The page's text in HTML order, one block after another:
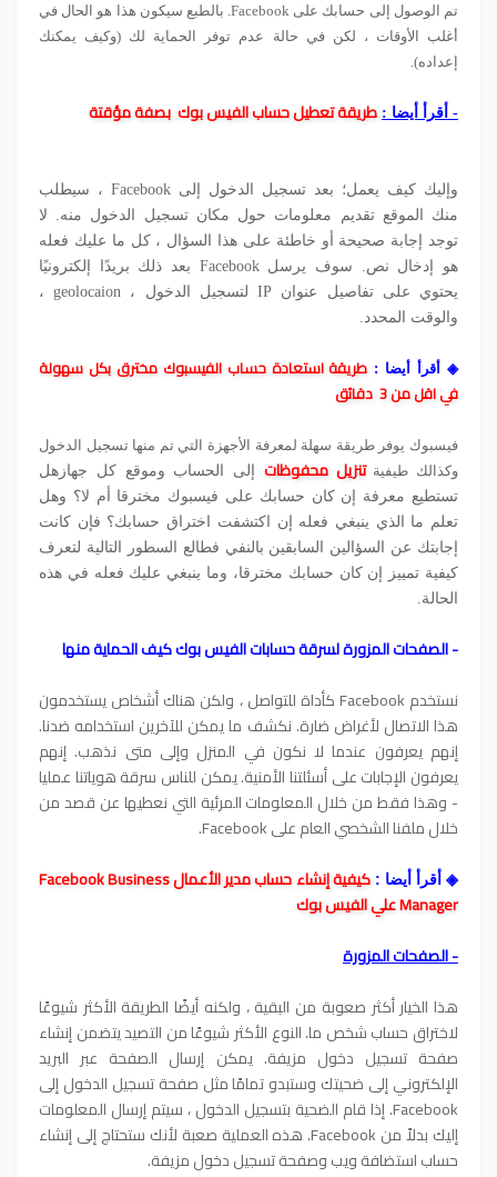
تم الوصول إلى حسابك على Facebook. بالطبع سيكون هذا هو الحال في
أغلب الأوقات ، لكن في حالة عدم توفر الحماية لك (وكيف يمكنك
إعداده).
- أقرأ أيضا : طريقة تعطيل حساب الفيس بوك بصفة مؤقتة
وإليك كيف يعمل؛ بعد تسجيل الدخول إلى Facebook ، سيطلب
منك الموقع تقديم معلومات حول مكان تسجيل الدخول منه. لا
توجد إجابة صحيحة أو خاطئة على هذا السؤال ، كل ما عليك فعله
هو إدخال نص. سوف يرسل Facebook بعد ذلك بريدًا إلكترونيًا
يحتوي على تفاصيل عنوان IP لتسجيل الدخول ، geolocaion ،
والوقت المحدد.
◈أقرأ أيضا : طريقة استعادة حساب الفيسبوك مخترق بكل سهولة
في اقل من 3 دقائق
فيسبوك يوفر طريقة سهلة لمعرفة الأجهزة التي تم منها تسجيل الدخول
وكذالك طيفيةتنزيل محفوظات إلى الحساب وموقع كل جهاز هل
تستطيع معرفة إن كان حسابك على فيسبوك مخترقا أم لا؟ وهل
تعلم ما الذي ينبغي فعله إن اكتشفت اختراق حسابك؟ فإن كانت
إجابتك عن السؤالين السابقين بالنفي فطالع السطور التالية لتعرف
كيفية تمييز إن كان حسابك مخترقا، وما ينبغي عليك فعله في هذه
الحالة.
- الصفحات المزورة لسرقة حسابات الفيس بوك كيف الحماية منها
نستخدم Facebook كأداة للتواصل ، ولكن هناك أشخاص يستخدمون
هذا الاتصال لأغراض ضارة. نكشف ما يمكن للآخرين استخدامه ضدنا.
إنهم يعرفون عندما لا نكون في المنزل وإلى متى نذهب. إنهم
يعرفون الإجابات على أسئلتنا الأمنية. يمكن للناس سرقة هوياتنا عمليا
- وهذا فقط من خلال المعلومات المرئية التي نعطيها عن قصد من
خلال ملفنا الشخصي العام على Facebook.
◈أقرأ أيضا :
كيفية إنشاء حساب مدير الأعمال Facebook Business
Manager علي الفيس بوك
- الصفحات المزورة
هذا الخيار أكثر صعوبة من البقية ، ولكنه أيضًا الطريقة الأكثر شيوعًا
لاختراق حساب شخص ما. النوع الأكثر شيوعًا من التصيد يتضمن إنشاء
صفحة تسجيل دخول مزيفة. يمكن إرسال الصفحة عبر البريد
الإلكتروني إلى ضحيتك وستبدو تمامًا مثل صفحة تسجيل الدخول إلى
Facebook. إذا قام الضحية بتسجيل الدخول ، سيتم إرسال المعلومات
إليك بدلاً من Facebook. هذه العملية صعبة لأنك ستحتاج إلى إنشاء
حساب استضافة ويب وصفحة تسجيل دخول مزيفة.